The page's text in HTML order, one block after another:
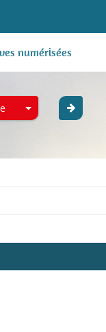
numérisées